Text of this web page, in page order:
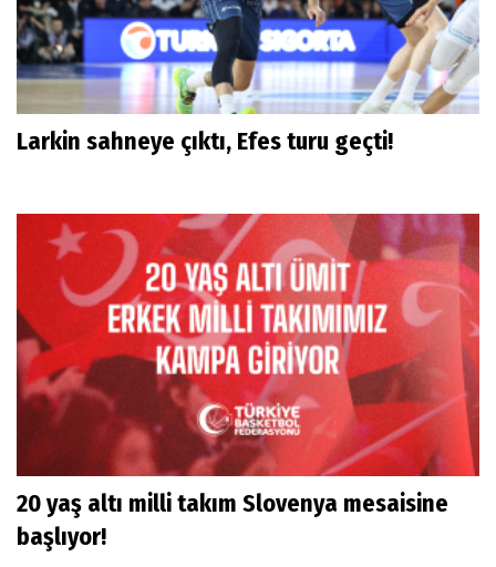
Larkin sahneye çıktı, Efes turu geçti!
20 yaş altı milli takım Slovenya mesaisine
başlıyor!